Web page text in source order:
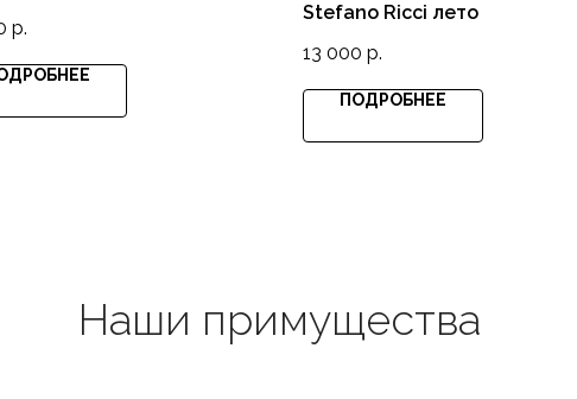
р.
Stefano Ricci лето
13 000 р.
ПОДРОБНЕЕ
Наши примущества